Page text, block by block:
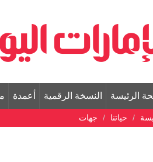
الرئيسة النسخة الرقمية أعمدة
حياتنا جهات